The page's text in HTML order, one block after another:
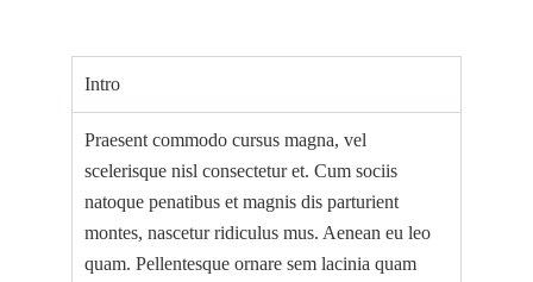
Intro
Praesent commodo cursus magna, vel
scelerisque nisl consectetur et. Cum sociis
natoque penatibus et magnis dis parturient
montes, nascetur ridiculus mus. Aenean eu leo
quam. Pellentesque ornare sem lacinia quam